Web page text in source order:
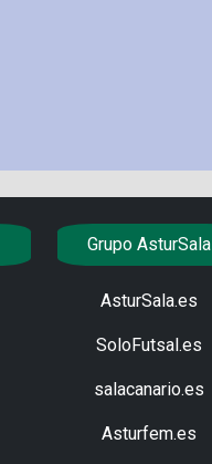
Grupo AsturSala
AsturSala.es
SoloFutsal.es
salacanario.es
Asturfem.es